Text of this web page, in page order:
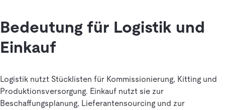
Bedeutung für Logistik und
Einkauf
Logistik nutzt Stücklisten für Kommissionierung, Kitting und
Produktionsversorgung. Einkauf nutzt sie zur
Beschaffungsplanung, Lieferantensourcing und zur